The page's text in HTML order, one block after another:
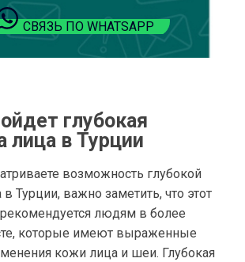
СВЯЗЬ ПО WHATSAPP
глубокая
лица в Турции
возможность глубокой
Турции, важно заметить, что этот
людям в более
которые имеют выраженные
кожи лица и шеи. Глубокая